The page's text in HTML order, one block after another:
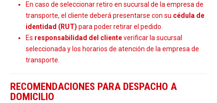
En caso de seleccionar retiro en sucursal de la empresa de
transporte, el cliente deberá presentarse con su cédula de
identidad (RUT) para poder retirar el pedido.
Es responsabilidad del clienteverificar la sucursal
seleccionada y los horarios de atención de la empresa de
transporte.
RECOMENDACIONES PARA DESPACHO A
DOMICILIO